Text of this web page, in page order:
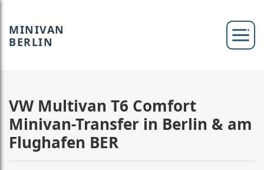
MINIVAN
BERLIN
VW Multivan T6 Comfort
Minivan-Transfer in Berlin & am
Flughafen BER